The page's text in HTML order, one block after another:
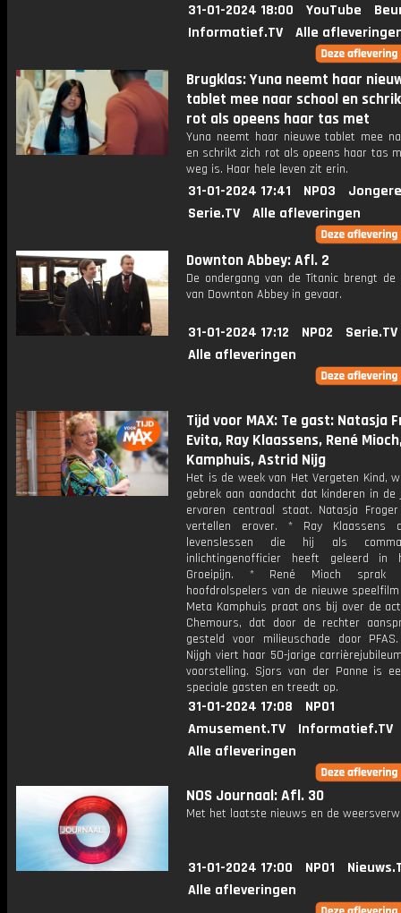
31-01-2024 18:00 YouTube
Informatief.TV
Alle
Brugklas: Yuna neemt haar
tablet mee naar school en
rot als opeens haar tas met
Yuna neemt haar nieuwe tablet mee
en schrikt zich rot als opeens haar tas
weg is. Haar hele leven zit erin.
31-01-2024 17:41 NPO3
Serie.TV
Alle afleveringen
Downton Abbey: Afl. 2
De ondergang van de Titanic brengt
van Downton Abbey in gevaar.
31-01-2024 17:12 NPO2
Serie.TV
Alle afleveringen
Tijd voor MAX: Te gast: Natasja
Evita, Ray Klaassens, René
Kamphuis, Astrid Nijg
Het is de week van Het Vergeten Kind,
gebrek aan aandacht dat kinderen in de
ervaren centraal staat. Natasja
vertellen erover. * Ray Klaassens
levenslessen die hij als
inlichtingenofficier heeft geleerd in
Groeipijn. * René Mioch
hoofdrolspelers van de nieuwe
Meta Kamphuis praat ons bij over de
Chemours, dat door de rechter
gesteld voor milieuschade door
Nijgh viert haar 50-jarige
voorstelling. Sjors van der Panne is
speciale gasten en treedt op.
31-01-2024 17:08
NPO1
Amusement.TV
Informatief.TV
Alle afleveringen
NOS Journaal: Afl. 30
Met het laatste nieuws en de
31-01-2024 17:00 NPO1
Alle afleveringen